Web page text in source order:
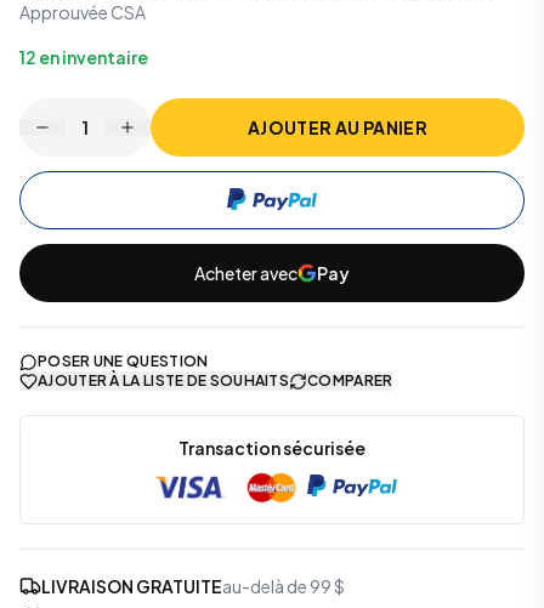
Approuvée CSA
12 en inventaire
1 AJOUTER AU PANIER
Acheter avec Pay
POSER UNE QUESTION
AJOUTER À LA LISTE DE SOUHAITS
COMPARER
Transaction sécurisée
LIVRAISON GRATUITEau-delà de 99 $